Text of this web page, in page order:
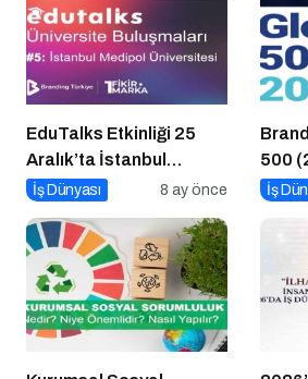
EduTalks Etkinliği 25
Aralık’ta İstanbul
Medipol
İş Dünyası 8 ay önce
500
İş